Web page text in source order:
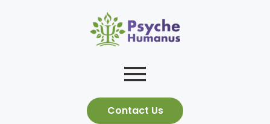
Contact Us